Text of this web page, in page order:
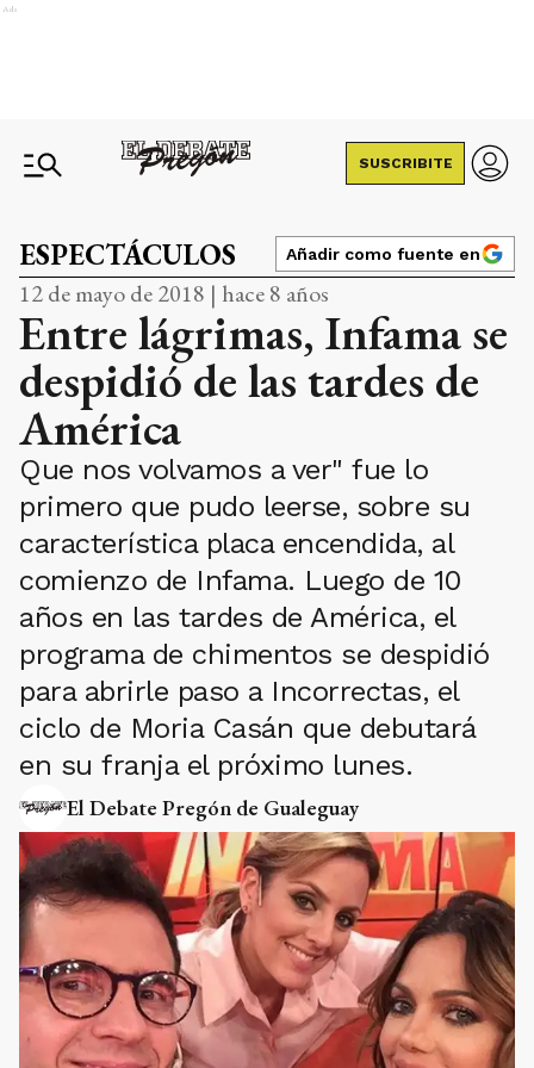
Ads
SUSCRIBITE
ESPECTÁCULOS Añadir como fuente en
12 de mayo de 2018 | hace 8 años
Entre lágrimas, Infama se
despidió de las tardes de
América
Que nos volvamos a ver" fue lo
primero que pudo leerse, sobre su
característica placa encendida, al
comienzo de Infama. Luego de 10
años en las tardes de América, el
programa de chimentos se despidió
para abrirle paso a Incorrectas, el
ciclo de Moria Casán que debutará
en su franja el próximo lunes.
El Debate Pregón de Gualeguay